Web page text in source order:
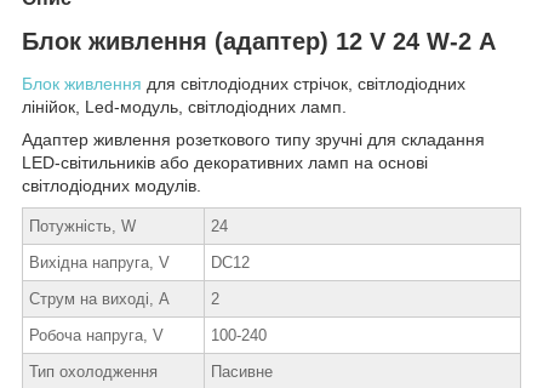
Блок живлення (адаптер) 12 V 24 W-2 А
Блок живлення для світлодіодних стрічок, світлодіодних
лінійок, Led-модуль, світлодіодних ламп.
Адаптер живлення розеткового типу зручні для складання
LED-світильників або декоративних ламп на основі
світлодіодних модулів.
Потужність, W
24
Вихідна напруга, V
DC12
Струм на виході, А
2
Робоча напруга, V
100-240
Тип охолодження
Пасивне